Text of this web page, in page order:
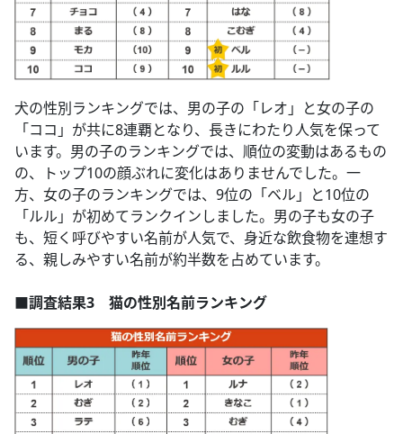
犬の性別ランキングでは、男の子の「レオ」と女の子の
「ココ」が共に8連覇となり、長きにわたり人気を保って
います。男の子のランキングでは、順位の変動はあるもの
の、トップ10の顔ぶれに変化はありませんでした。一
方、女の子のランキングでは、9位の「ベル」と10位の
「ルル」が初めてランクインしました。男の子も女の子
も、短く呼びやすい名前が人気で、身近な飲食物を連想す
る、親しみやすい名前が約半数を占めています。
■調査結果3 猫の性別名前ランキング